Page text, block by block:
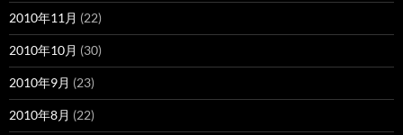
2010年11月 (22)
2010年10月 (30)
2010年9月 (23)
2010年8月 (22)